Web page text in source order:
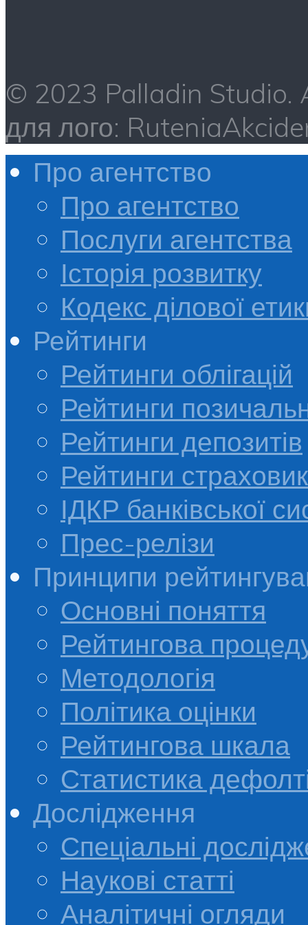
© 2023 Palladin
для лого:
Про агентство
Про агентство
Послуги агентства
Історія розвитку
Кодекс ділової
Рейтинги
Рейтинги облігацій
Рейтинги
Рейтинги депозитів
Рейтинги
ІДКР банківської
Прес-релізи
Принципи
Основні поняття
Рейтингова
Методологія
Політика оцінки
Рейтингова шкала
Статистика
Дослідження
Спеціальні
Наукові статті
Аналітичні огляди